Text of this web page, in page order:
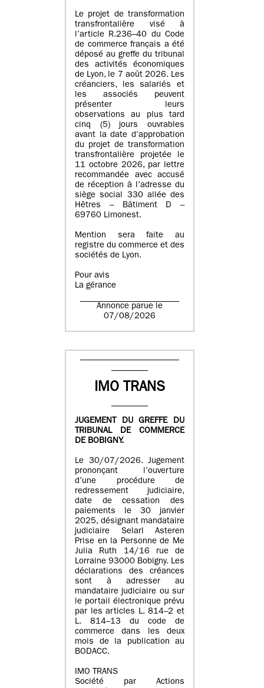
Le projet de transformation
transfrontalière visé à
l’article R.236–40 du Code
de commerce français a été
déposé au greffe du tribunal
des activités économiques
de Lyon, le 7 août 2026. Les
créanciers, les salariés et
les associés peuvent
présenter leurs
observations au plus tard
cinq (5) jours ouvrables
avant la date d’approbation
du projet de transformation
transfrontalière projetée le
11 octobre 2026, par lettre
recommandée avec accusé
de réception à l’adresse du
siège social 330 allée des
Hêtres – Bâtiment D –
69760 Limonest.
Mention sera faite au
registre du commerce et des
sociétés de Lyon.
Pour avis
La gérance
Annonce parue le
07/08/2026
IMO TRANS
JUGEMENT DU GREFFE DU
TRIBUNAL DE COMMERCE
DE BOBIGNY.
Le 30/07/2026. Jugement
prononçant l’ouverture
d’une procédure de
redressement judiciaire,
date de cessation des
paiements le 30 janvier
2025, désignant mandataire
judiciaire Selarl Asteren
Prise en la Personne de Me
Julia Ruth 14/16 rue de
Lorraine 93000 Bobigny. Les
déclarations des créances
sont à adresser au
mandataire judiciaire ou sur
le portail électronique prévu
par les articles L. 814–2 et
L. 814–13 du code de
commerce dans les deux
mois de la publication au
BODACC.
IMO TRANS
Société par Actions